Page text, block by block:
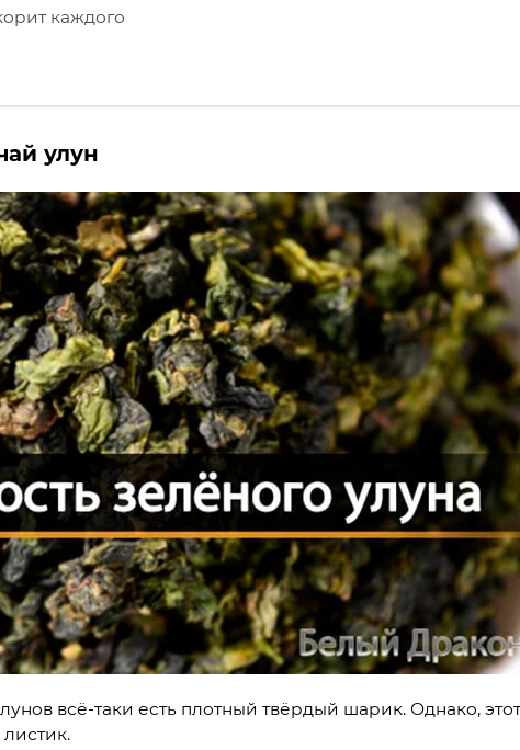
каждого
улун
всё-таки есть плотный твёрдый шарик. Однако, этот